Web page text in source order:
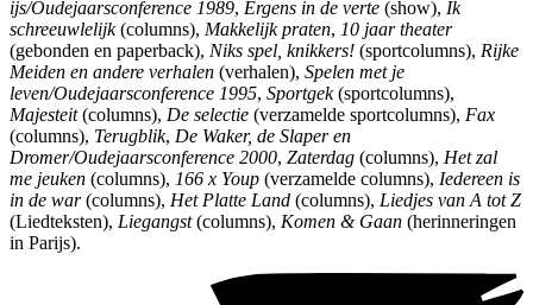
ijs/Oudejaarsconference 1989, Ergens in de verte (show), Ik
schreeuwlelijk(columns), Makkelijk praten, 10 jaar theater
(gebonden en paperback), Niks spel, knikkers! (sportcolumns), Rijke
Meiden en andere verhalen (verhalen), Spelen met je
leven/Oudejaarsconference 1995, Sportgek(sportcolumns),
Majesteit(columns), De selectie (verzamelde sportcolumns), Fax
(columns), Terugblik, De Waker, de Slaper en
Dromer/Oudejaarsconference 2000, Zaterdag (columns), Het zal
me jeuken (columns), 166 x Youp (verzamelde columns), Iedereen is
in de war(columns), Het Platte Land (columns), Liedjes van A tot Z
(Liedteksten), Liegangst(columns), Komen & Gaan (herinneringen
in Parijs).